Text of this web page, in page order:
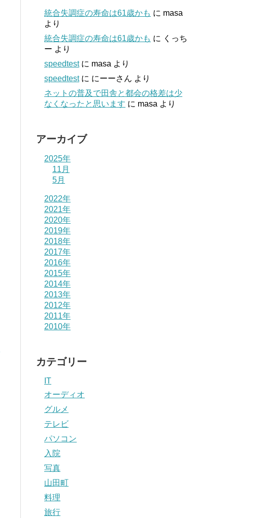
統合失調症の寿命は61歳かも に masa
より
統合失調症の寿命は61歳かも に くっち
ー より
speedtestに masa より
speedtestに にーーさん より
ネットの普及で田舎と都会の格差は少
なくなったと思います に masa より
アーカイブ
2025年
11月
5月
2022年
2021年
2020年
2019年
2018年
2017年
2016年
2015年
2014年
2013年
2012年
2011年
2010年
カテゴリー
IT
オーディオ
グルメ
テレビ
パソコン
入院
写真
山田町
料理
旅行